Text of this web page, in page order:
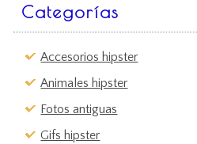
Categorías
Accesorios hipster
Animales hipster
Fotos antiguas
Gifs hipster